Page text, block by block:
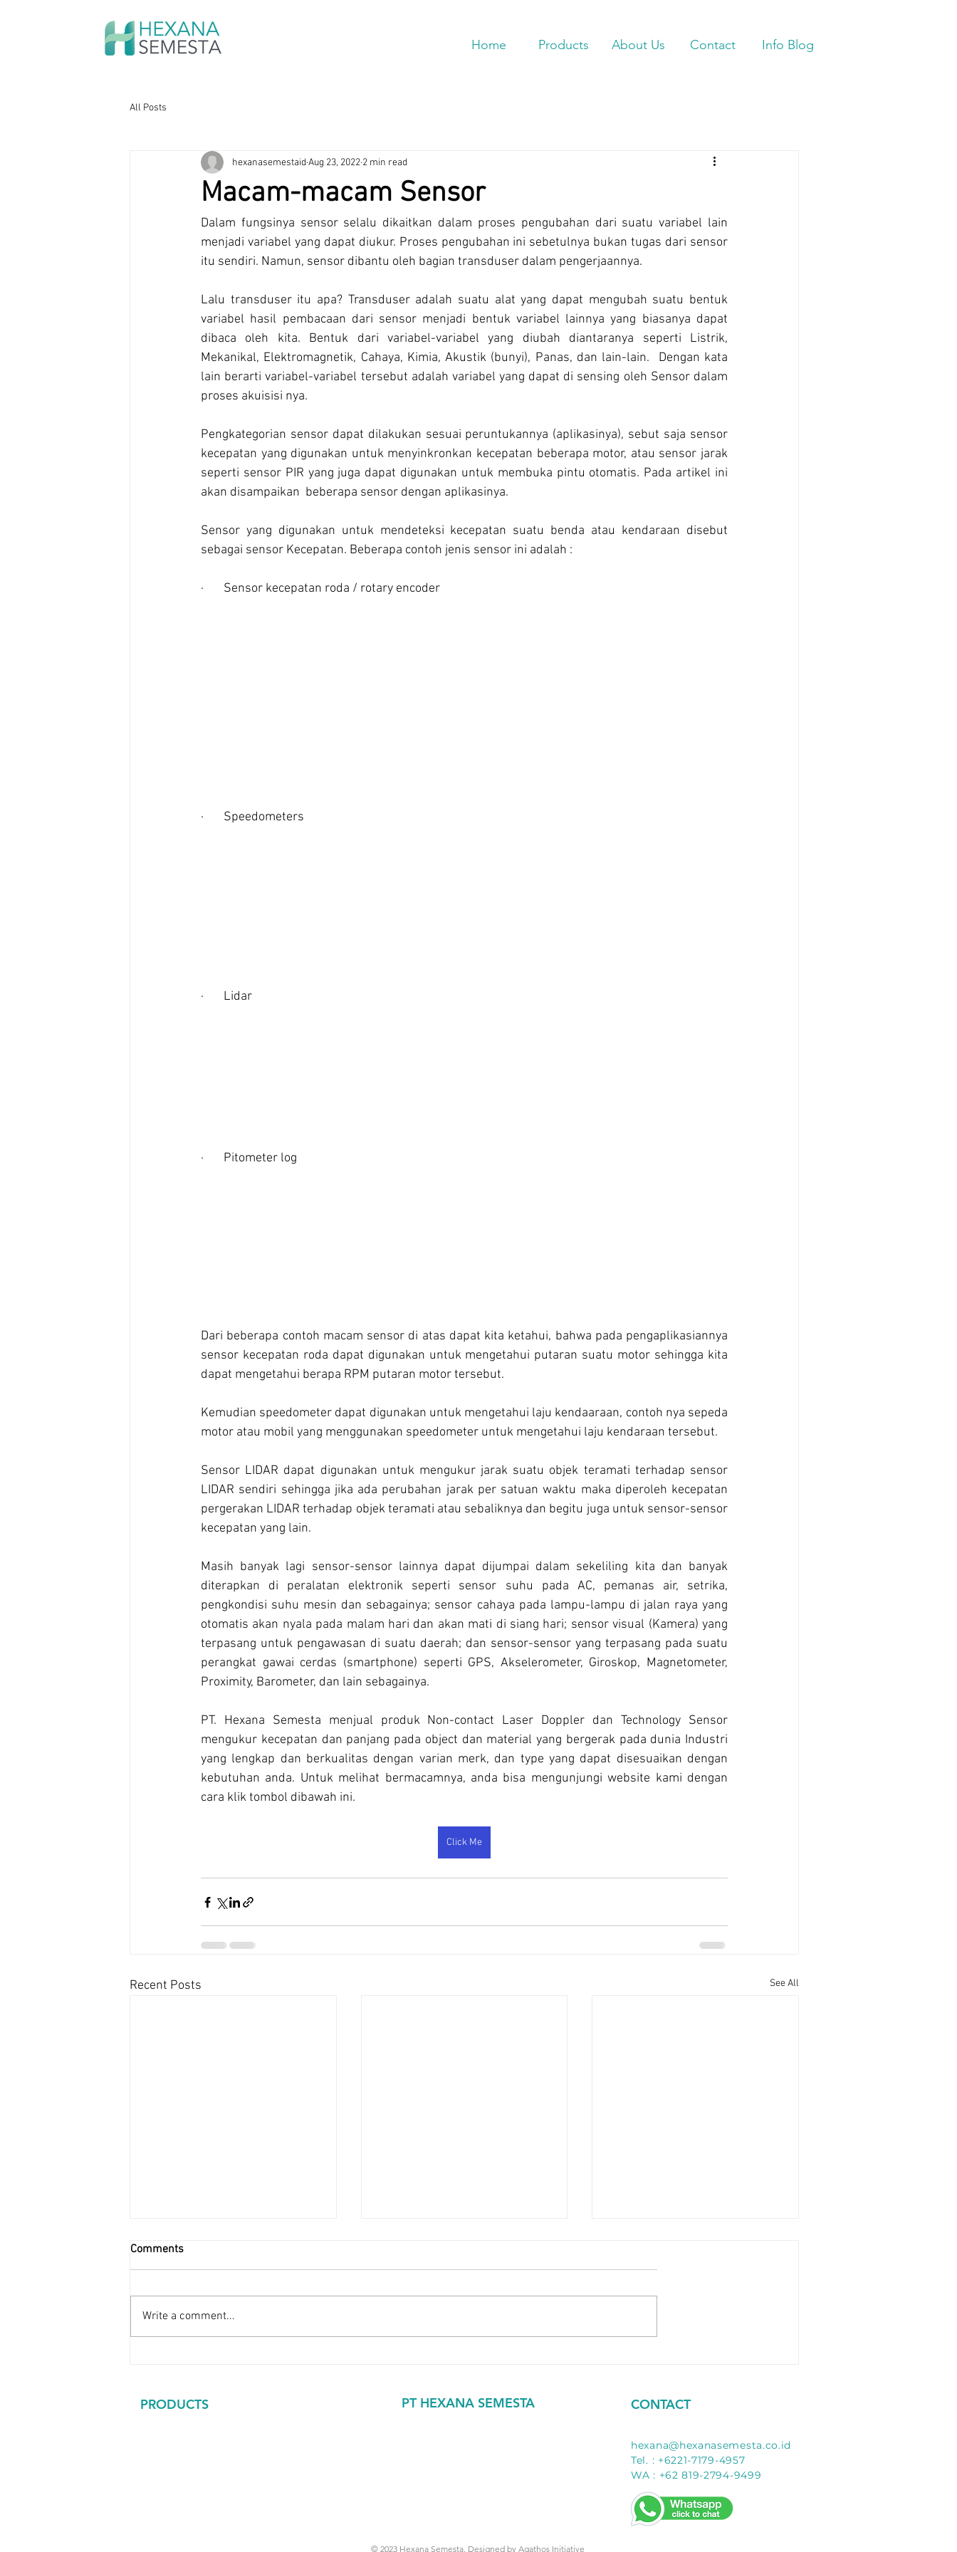
Home Products About Us Contact Info Blog
All Posts
Macam-macam Sensor
hexanasemestaidAug 23, 2022 2 min read
Dalam fungsinya sensor selalu dikaitkan dalam proses pengubahan dari suatu variabel lain
menjadi variabel yang dapat diukur. Proses pengubahan ini sebetulnya bukan tugas dari sensor
itu sendiri. Namun, sensor dibantu oleh bagian transduser dalam pengerjaannya.
Lalu transduser itu apa? Transduser adalah suatu alat yang dapat mengubah suatu bentuk
variabel hasil pembacaan dari sensor menjadi bentuk variabel lainnya yang biasanya dapat
dibaca oleh kita. Bentuk dari variabel-variabel yang diubah diantaranya seperti Listrik,
Mekanikal, Elektromagnetik, Cahaya, Kimia, Akustik (bunyi), Panas, dan lain-lain.  Dengan kata
lain berarti variabel-variabel tersebut adalah variabel yang dapat di sensing oleh Sensor dalam
proses akuisisi nya.
Pengkategorian sensor dapat dilakukan sesuai peruntukannya (aplikasinya), sebut saja sensor
kecepatan yang digunakan untuk menyinkronkan kecepatan beberapa motor, atau sensor jarak
seperti sensor PIR yang juga dapat digunakan untuk membuka pintu otomatis. Pada artikel ini
akan disampaikan  beberapa sensor dengan aplikasinya.
Sensor yang digunakan untuk mendeteksi kecepatan suatu benda atau kendaraan disebut
sebagai sensor Kecepatan. Beberapa contoh jenis sensor ini adalah :
·       Sensor kecepatan roda / rotary encoder
·       Speedometers
·       Lidar
·       Pitometer log
Dari beberapa contoh macam sensor di atas dapat kita ketahui, bahwa pada pengaplikasiannya
sensor kecepatan roda dapat digunakan untuk mengetahui putaran suatu motor sehingga kita
dapat mengetahui berapa RPM putaran motor tersebut.
Kemudian speedometer dapat digunakan untuk mengetahui laju kendaaraan, contoh nya sepeda
motor atau mobil yang menggunakan speedometer untuk mengetahui laju kendaraan tersebut.
Sensor LIDAR dapat digunakan untuk mengukur jarak suatu objek teramati terhadap sensor
LIDAR sendiri sehingga jika ada perubahan jarak per satuan waktu maka diperoleh kecepatan
pergerakan LIDAR terhadap objek teramati atau sebaliknya dan begitu juga untuk sensor-sensor
kecepatan yang lain.
Masih banyak lagi sensor-sensor lainnya dapat dijumpai dalam sekeliling kita dan banyak
diterapkan di peralatan elektronik seperti sensor suhu pada AC, pemanas air, setrika,
pengkondisi suhu mesin dan sebagainya; sensor cahaya pada lampu-lampu di jalan raya yang
otomatis akan nyala pada malam hari dan akan mati di siang hari; sensor visual (Kamera) yang
terpasang untuk pengawasan di suatu daerah; dan sensor-sensor yang terpasang pada suatu
perangkat gawai cerdas (smartphone) seperti GPS, Akselerometer, Giroskop, Magnetometer,
Proximity, Barometer, dan lain sebagainya.
PT. Hexana Semesta menjual produk Non-contact Laser Doppler dan Technology Sensor
mengukur kecepatan dan panjang pada object dan material yang bergerak pada dunia Industri
yang lengkap dan berkualitas dengan varian merk, dan type yang dapat disesuaikan dengan
kebutuhan anda. Untuk melihat bermacamnya, anda bisa mengunjungi website kami dengan
cara klik tombol dibawah ini.
Click Me
Recent Posts See All
Comments
Write a comment...
PRODUCTS PT HEXANA SEMESTA CONTACT
hexana@hexanasemesta.co.id
Tel. : +6221-7179-4957
WA : +62 819-2794-9499
© 2023 Hexana Semesta. Designed by Agathos Initiative